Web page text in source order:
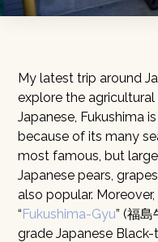
My latest trip around
explore the
Japanese, Fukushima
because of its many
most famous, but
Japanese pears,
also popular.
“Fukushima-Gyu” (福
grade Japanese